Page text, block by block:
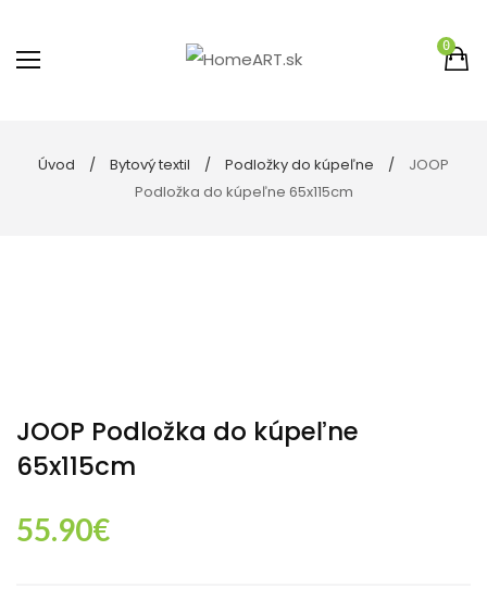
0
Úvod Bytový textil Podložky do kúpeľne
JOOP
Podložka do kúpeľne 65x115cm
JOOP Podložka do kúpeľne
65x115cm
55.90€